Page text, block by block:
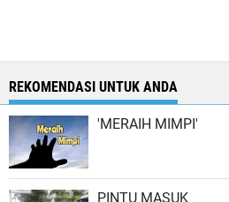
REKOMENDASI UNTUK ANDA
'MERAIH MIMPI'
PINTU MASUK